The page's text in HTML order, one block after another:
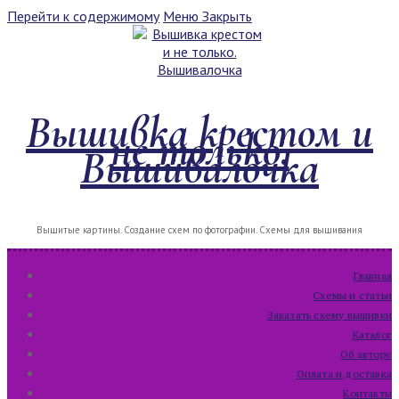
Перейти к содержимому Меню Закрыть
Вышивка крестом и
не только.
Вышивалочка
Вышитые картины. Создание схем по фотографии. Схемы для вышивания
Главная
Схемы и статьи
Заказать схему вышивки
Каталог
Об авторе
Оплата и доставка
Контакты